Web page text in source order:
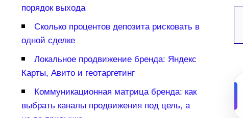
порядок выхода
Сколько процентов депозита рисковать
одной сделке
Локальное продвижение бренда: Яндекс
Карты, Авито и геотаргетин
Коммуникационная матрица бренда: как
ыбрать каналы продвижения под цель, а